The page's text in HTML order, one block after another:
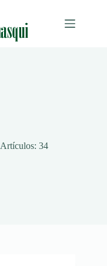
Artículos: 34